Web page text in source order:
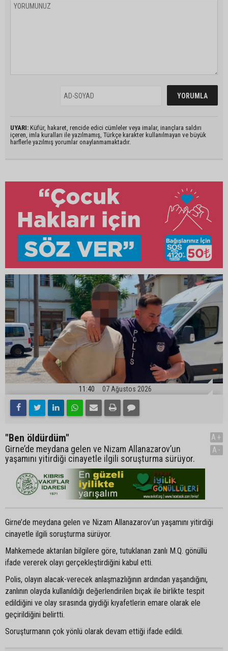
UYARI: Küfür, hakaret, rencide edici cümleler veya imalar, inançlara saldırı
içeren, imla kuralları ile yazılmamış, Türkçe karakter kullanılmayan ve büyük
harflerle yazılmış yorumlar onaylanmamaktadır.
11:40 07 Ağustos 2026
"Ben öldürdüm"
Girne’de meydana gelen ve Nizam Allanazarov’un
yaşamını yitirdiği cinayetle ilgili soruşturma sürüyor.
A+
A-
Girne’de meydana gelen ve Nizam Allanazarov’un yaşamını yitirdiği
cinayetle ilgili soruşturma sürüyor.
Mahkemede aktarılan bilgilere göre, tutuklanan zanlı M.Q. gönüllü
ifade vererek olayı gerçekleştirdiğini kabul etti.
Polis, olayın alacak-verecek anlaşmazlığının ardından yaşandığını,
zanlının olayda kullanıldığı değerlendirilen bıçak ile birlikte tespit
edildiğini ve olay sırasında giydiği kıyafetlerin emare olarak ele
geçirildiğini belirtti.
Soruşturmanın çok yönlü olarak devam ettiği ifade edildi.